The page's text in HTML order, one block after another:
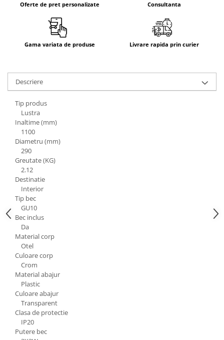
Întrerupătoare Mecanice
Prize Schuko - TV / Date / Media
Prize + Intrerupatoare
Prize si Intrerupatoare
Aparataj Aplicat
Gama Palmyie Viko
Aparataj Clasic
Gama Legrand Niloe
Panasonic Arkedia Slim
Aparataj Modular
Bticino Living NOW
Bticino AXOLUTE AIR
Gama Gewiss System
Gama Matix Bticino
Legrand Mosaic
Doze de Pardoseala
Doze de Pardoseala Universale
Incara Legrand
Iluminat Interior
Aplice - Plafoniere
Spoturi LED
Panouri LED
Oferte de pret personalizate Consultanta
Gama variata de produse Livrare rapida prin curier
Descriere
Tip produs
Lustra
Inaltime (mm)
1100
Diametru (mm)
290
Greutate (KG)
2.12
Destinatie
Interior
Tip bec
GU10
Bec inclus
Da
Material corp
Otel
Culoare corp
Crom
Material abajur
Plastic
Culoare abajur
Transparent
Clasa de protectie
IP20
Putere bec